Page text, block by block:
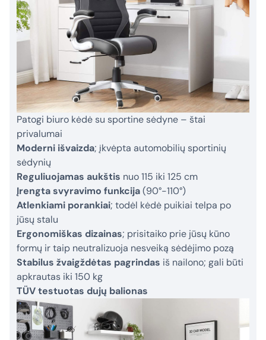
Patogi biuro kėdė su sportine sėdyne – štai
privalumai
Moderni išvaizda; įkvėpta automobilių sportinių
sėdynių
Reguliuojamas aukštis nuo 115 iki 125 cm
Įrengta svyravimo funkcija(90°-110°)
Atlenkiami porankiai; todėl kėdė puikiai telpa po
jūsų stalu
Ergonomiškas dizainas; prisitaiko prie jūsų kūno
formų ir taip neutralizuoja nesveiką sėdėjimo pozą
Stabilus žvaigždėtas pagrindas iš nailono; gali būti
apkrautas iki 150 kg
TÜV testuotas dujų balionas